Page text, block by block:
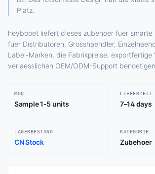
Platz.
heybopet liefert dieses zubehoer fuer
fuer Distributoren, Grosshaendler,
Label-Marken, die Fabrikpreise, exportfertige
verlaesslichen OEM/ODM-Support
MOQ
Sample 1-5 units
LIEFERZEIT
7–14 days
LAGERBESTAND
CN Stock
KATEGORIE
Zubehoer